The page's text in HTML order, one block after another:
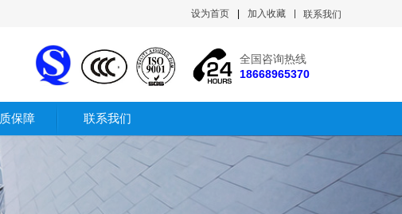
设为首页 加入收藏 联系我们
全国咨询热线
18668965370
保障 联系我们